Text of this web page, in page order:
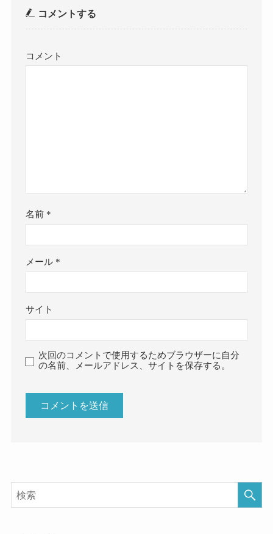
コメントする
コメント
名前 *
メール *
サイト
次回のコメントで使用するためブラウザーに自分
の名前、メールアドレス、サイトを保存する。